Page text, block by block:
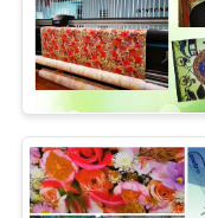
POLITIQUE
DE